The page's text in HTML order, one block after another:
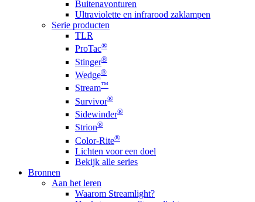
Buitenavonturen
Ultraviolette en infrarood zaklampen
Serie producten
TLR
ProTac®
Stinger®
Wedge®
Stream™
Survivor®
Sidewinder®
Strion®
Color-Rite®
Lichten voor een doel
Bekijk alle series
Bronnen
Aan het leren
Waarom Streamlight?